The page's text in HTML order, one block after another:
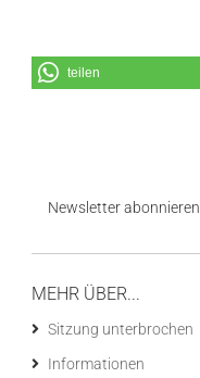
teilen
Newsletter abonnieren
MEHR ÜBER...
Sitzung unterbrochen
Informationen